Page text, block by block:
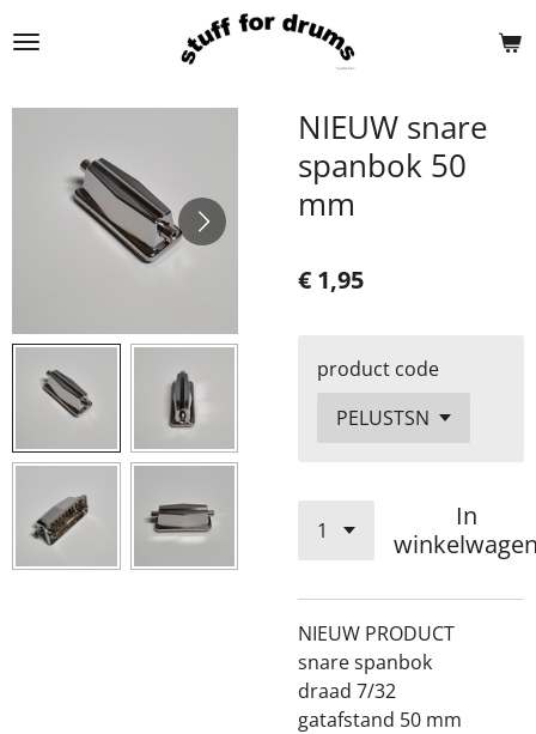
direct
de
NIEUW snare
spanbok 50
mm
€ 1,95
product code
In
NIEUW PRODUCT
snare spanbok
​draad 7/32
gatafstand 50 mm